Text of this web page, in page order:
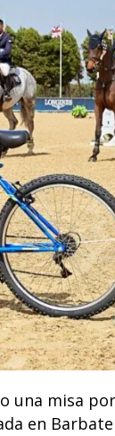
una misa
en Barbate